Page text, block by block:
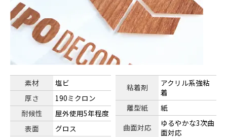
素材
塩ビ
厚さ
190ミクロン
耐候性
屋外使用5年程度
表面
グロス
粘着剤
アクリル系強粘
着
離型紙
紙
曲面対応
ゆるやかな3次曲
面対応